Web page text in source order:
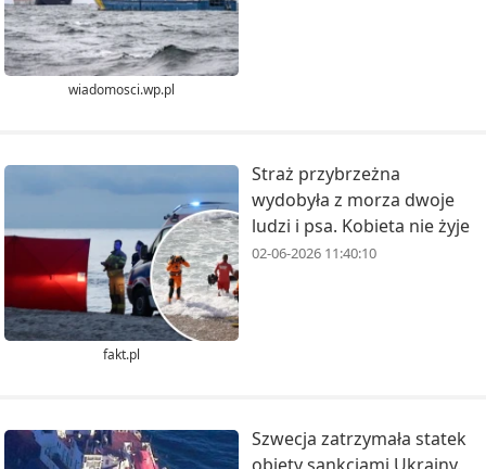
wiadomosci.wp.pl
fakt.pl
Straż przybrzeżna
wydobyła z morza dwoje
ludzi i psa. Kobieta nie żyje
02-06-2026 11:40:10
Szwecja zatrzymała statek
objęty sankcjami Ukrainy.